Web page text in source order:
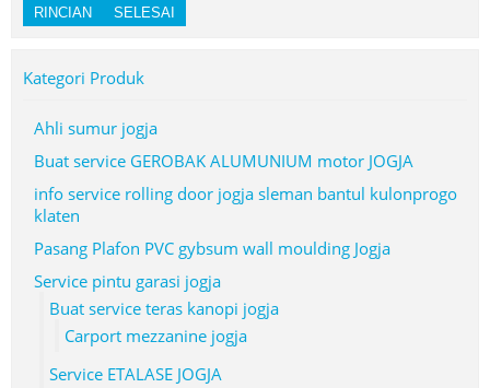
RINCIAN SELESAI
Kategori Produk
Ahli sumur jogja
Buat service GEROBAK ALUMUNIUM motor JOGJA
info service rolling door jogja sleman bantul kulonprogo
klaten
Pasang Plafon PVC gybsum wall moulding Jogja
Service pintu garasi jogja
Buat service teras kanopi jogja
Carport mezzanine jogja
Service ETALASE JOGJA